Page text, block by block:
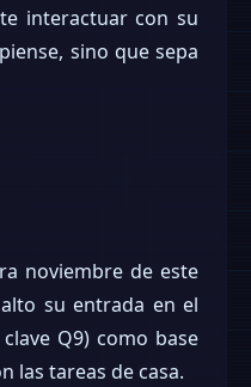
interactuar con su
sino que sepa
noviembre de este
su entrada en el
Q9) como base
las tareas de casa.